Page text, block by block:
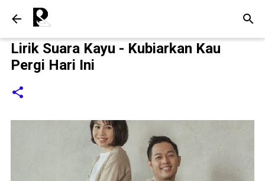
Lirik Suara Kayu - Kubiarkan Kau
Pergi Hari Ini